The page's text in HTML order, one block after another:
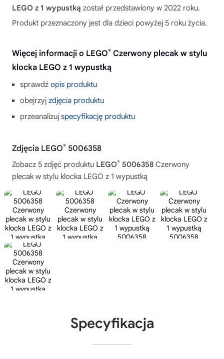
LEGO z 1 wypustką został przedstawiony w 2022 roku.
Produkt przeznaczony jest dla dzieci powyżej 5 roku życia.
Więcej informacji o LEGO® Czerwony plecak w stylu
klocka LEGO z 1 wypustką
sprawdź opis produktu
obejrzyj zdjęcia produktu
przeanalizuj specyfikację produktu
Zdjęcia LEGO® 5006358
Zobacz 5 zdjęć produktu LEGO® 5006358 Czerwony
plecak w stylu klocka LEGO z 1 wypustką
Specyfikacja